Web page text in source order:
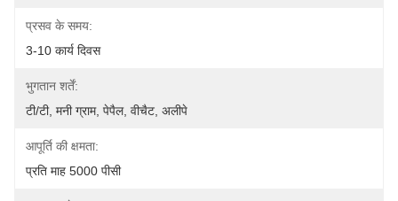
प्रसव के समय:
3-10 कार्य दिवस
भुगतान शर्तें:
टी/टी, मनी ग्राम, पेपैल, वीचैट, अलीपे
आपूर्ति की क्षमता:
प्रति माह 5000 पीसी